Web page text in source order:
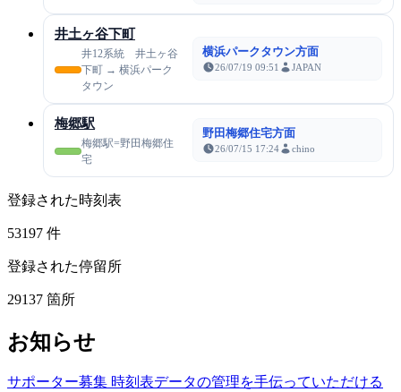
井土ヶ谷下町
井12系統 井土ヶ谷
下町 → 横浜パーク
タウン
横浜パークタウン方面
26/07/19 09:51 JAPAN
梅郷駅
梅郷駅=野田梅郷住
宅
野田梅郷住宅方面
26/07/15 17:24 chino
登録された時刻表
53197 件
登録された停留所
29137 箇所
お知らせ
サポーター募集 時刻表データの管理を手伝っていただける